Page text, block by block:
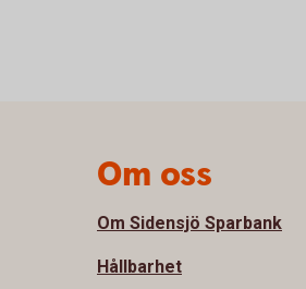
Om oss
Om Sidensjö Sparbank
Hållbarhet